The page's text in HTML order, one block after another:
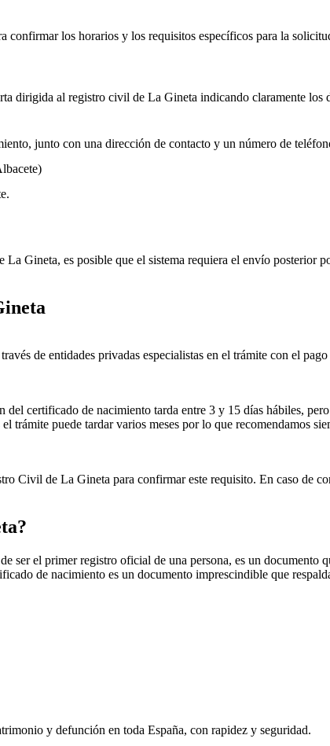
los horarios y los requisitos específicos para la
dirigida al registro civil de La Gineta indicando claramente los
junto con una dirección de contacto y un número de
La Gineta, es posible que el sistema requiera el envío posterior
de entidades privadas especialistas en el trámite con el
certificado de nacimiento tarda entre 3 y 15 días hábiles,
trámite puede tardar varios meses por lo que recomendamos
Civil de La Gineta para confirmar este requisito. En caso de
?
ser el primer registro oficial de una persona, es un documento
de nacimiento es un documento imprescindible que
y defunción en toda España, con rapidez y seguridad.